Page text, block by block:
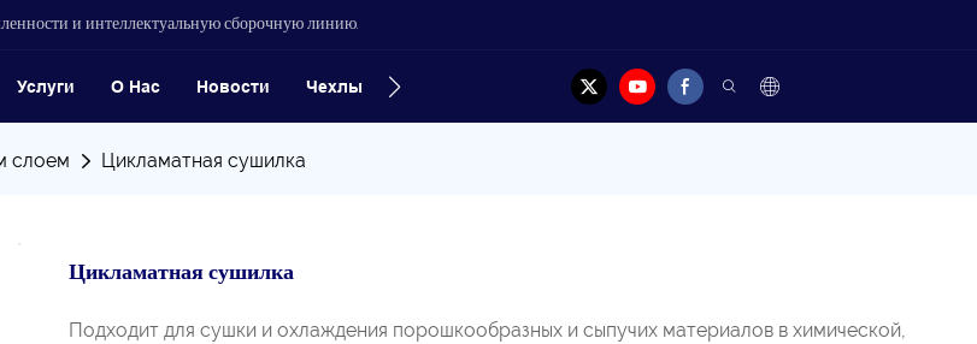
и интеллектуальную сборочную линию.
Услуги О Нас Новости Чехлы Контакт
слоем Цикламатная сушилка
Цикламатная сушилка
Подходит для сушки и охлаждения порошкообразных и сыпучих материалов в химической,